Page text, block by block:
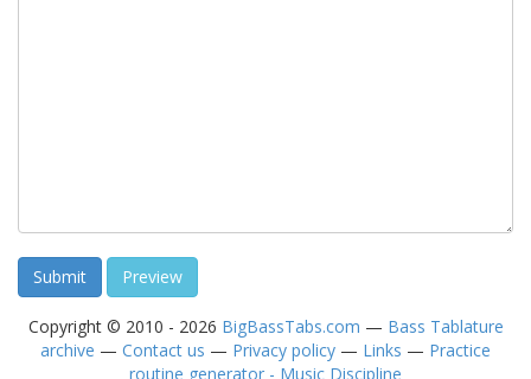
Copyright © 2010 - 2026 BigBassTabs.com — Bass Tablature
archive — Contact us — Privacy policy — Links — Practice
routine generator - Music Discipline